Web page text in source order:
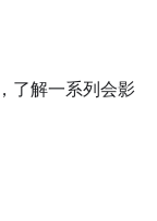
了解一系列会影